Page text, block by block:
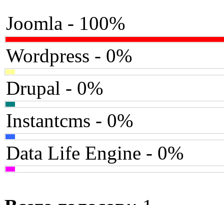
Joomla - 100%
Wordpress - 0%
Drupal - 0%
Instantcms - 0%
Data Life Engine - 0%